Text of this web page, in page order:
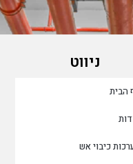
ניווט
הבית
כיבוי אש